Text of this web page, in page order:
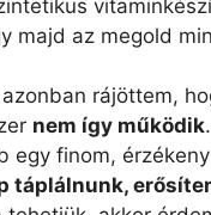
majd az megold
rájöttem,
nem így működik
egy finom,
táplálnunk,